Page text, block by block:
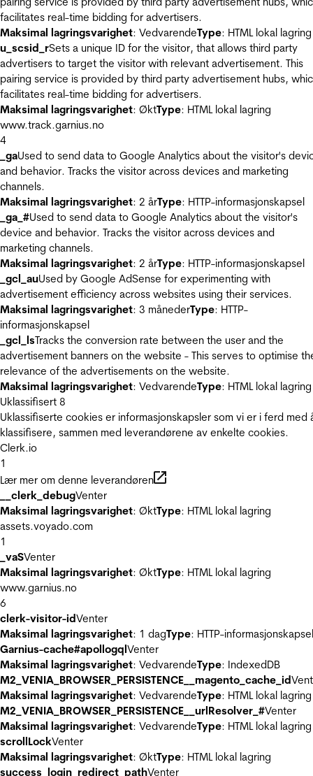
facilitates real-time bidding for advertisers.
Maksimal lagringsvarighet: VedvarendeType: HTML lokal lagring
u_scsid_rSets a unique ID for the visitor, that allows third party
advertisers to target the visitor with relevant advertisement. This
pairing service is provided by third party advertisement hubs,
facilitates real-time bidding for advertisers.
Maksimal lagringsvarighet: ØktType: HTML lokal lagring
www.track.garnius.no
4
_gaUsed to send data to Google Analytics about the visitor's
and behavior. Tracks the visitor across devices and marketing
channels.
Maksimal lagringsvarighet: 2 årType: HTTP-informasjonskapsel
_ga_#Used to send data to Google Analytics about the visitor's
device and behavior. Tracks the visitor across devices and
marketing channels.
Maksimal lagringsvarighet: 2 årType: HTTP-informasjonskapsel
_gcl_auUsed by Google AdSense for experimenting with
advertisement efficiency across websites using their services.
Maksimal lagringsvarighet: 3 månederType: HTTP-
informasjonskapsel
_gcl_lsTracks the conversion rate between the user and the
advertisement banners on the website - This serves to optimise
relevance of the advertisements on the website.
Maksimal lagringsvarighet: VedvarendeType: HTML lokal lagring
Uklassifisert 8
Uklassifiserte cookies er informasjonskapsler som vi er i ferd med
klassifisere, sammen med leverandørene av enkelte cookies.
Clerk.io
1
Lær mer om denne leverandøren
__clerk_debugVenter
Maksimal lagringsvarighet: ØktType: HTML lokal lagring
assets.voyado.com
1
_vaSVenter
Maksimal lagringsvarighet: ØktType: HTML lokal lagring
www.garnius.no
6
clerk-visitor-idVenter
Maksimal lagringsvarighet: 1 dagType: HTTP-informasjonskapsel
Garnius-cache#apollogqlVenter
Maksimal lagringsvarighet: VedvarendeType: IndexedDB
M2_VENIA_BROWSER_PERSISTENCE__magento_cache_id
Maksimal lagringsvarighet: VedvarendeType: HTML lokal lagring
M2_VENIA_BROWSER_PERSISTENCE__urlResolver_#Venter
Maksimal lagringsvarighet: VedvarendeType: HTML lokal lagring
scrollLockVenter
Maksimal lagringsvarighet: ØktType: HTML lokal lagring
success_login_redirect_pathVenter